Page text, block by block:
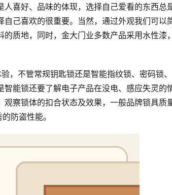
喜好、品味的体现，选择自己爱看的东西总
己喜欢的很重要。当然，通过外观我们可以
质地，同时，金大门业多数产品采用水性漆
，不管常规钥匙锁还是智能指纹锁、密码锁
能锁还要了解电子产品在没电、感应失灵的
察锁体的扣合状态及效果，一般品牌锁具质量
防盗性能。